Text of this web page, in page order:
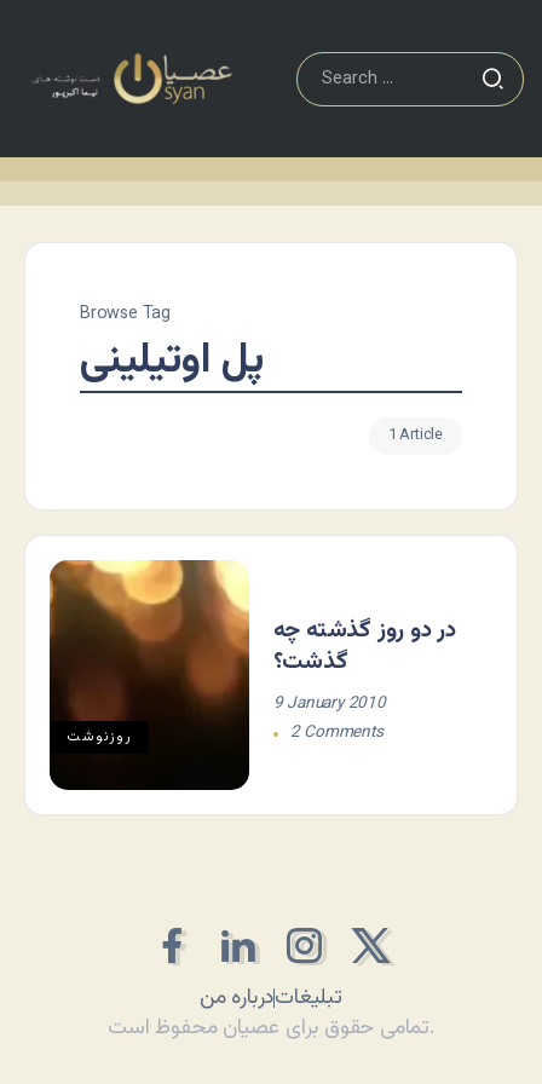
Browse Tag
پل اوتیلینی
1 Article
روزنوشت
در دو روز گذشته چه
گذشت؟
9 January 2010
2 Comments
درباره منتبلیغات
تمامی حقوق برای عصیان محفوظ است.